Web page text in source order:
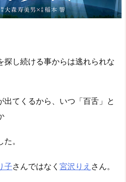
探し続ける事からは逃れられな
てくるから、いつ「百舌」と
。
子さんではなく 宮沢りえ さん。